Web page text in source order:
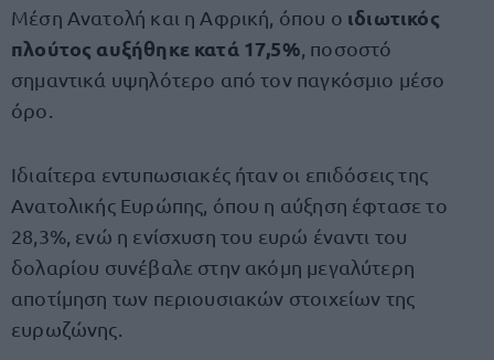
Μέση Ανατολή και η Αφρική, όπου ο ιδιωτικός
πλούτος αυξήθηκε κατά 17,5% , ποσοστό
σημαντικά υψηλότερο από τον παγκόσμιο μέσο
όρο.
Ιδιαίτερα εντυπωσιακές ήταν οι επιδόσεις της
Ανατολικής Ευρώπης, όπου η αύξηση έφτασε το
28,3%, ενώ η ενίσχυση του ευρώ έναντι του
δολαρίου συνέβαλε στην ακόμη μεγαλύτερη
αποτίμηση των περιουσιακών στοιχείων της
ευρωζώνης.